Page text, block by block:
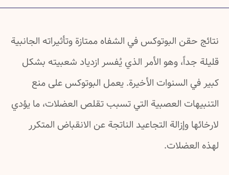
أسئلة شائعة عن بوتوكس الشفاه
خرافات شائعة عن بوتوكس الشفاه
دراسات علمية عن بوتوكس الشفاه
نتائج حقن البوتوكس في الشفاه ممتازة وتأثيراته الجانبية
قليلة جداً، وهو الأمر الذي يُفسر ازدياد شعبيته بشكل
كبير في السنوات الأخيرة. يعمل البوتوكس على منع
التنبيهات العصبية التي تسبب تقلص العضلات، ما يؤدي
لارخائها وإزالة التجاعيد الناتجة عن الانقباض المتكرر
لهذه العضلات.